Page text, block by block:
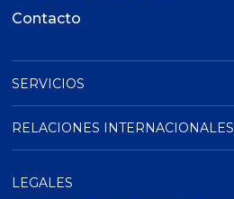
Contacto
SERVICIOS
RELACIONES INTERNACIONALES
LEGALES